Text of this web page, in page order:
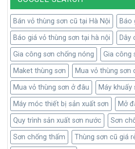
Bán vỏ thùng sơn cũ tại Hà Nội
Báo
Báo giá vỏ thùng sơn tại hà nội
Dây
Gia công sơn chống nóng
Gia công
Maket thùng sơn
Mua vỏ thùng sơn
Mua vỏ thùng sơn ở đâu
Máy khuấy
Máy móc thiết bị sản xuất sơn
Mở
Quy trình sản xuất sơn nước
Sơn
Sơn chống thấm
Thùng sơn cũ giá
Kết luận
Với tất cả những thông tin 5 loại sơn